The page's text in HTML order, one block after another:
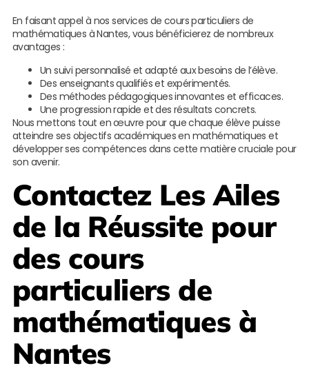
En faisant appel à nos services de cours particuliers de
mathématiques à Nantes, vous bénéficierez de nombreux
avantages :
Un suivi personnalisé et adapté aux besoins de l’élève.
Des enseignants qualifiés et expérimentés.
Des méthodes pédagogiques innovantes et efficaces.
Une progression rapide et des résultats concrets.
Nous mettons tout en œuvre pour que chaque élève puisse
atteindre ses objectifs académiques en mathématiques et
développer ses compétences dans cette matière cruciale pour
son avenir.
Contactez Les Ailes
de la Réussite pour
des cours
particuliers de
mathématiques à
Nantes